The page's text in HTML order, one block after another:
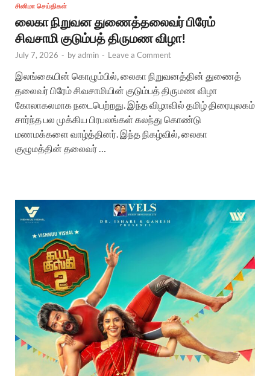
சினிமா செய்திகள்
லைகா நிறுவன துணைத்தலைவர் பிரேம்
சிவசாமி குடும்பத் திருமண விழா!
July 7, 2026 - byadmin - Leave a Comment
இலங்கையின் கொழும்பில், லைகா நிறுவனத்தின் துணைத்
தலைவர் பிரேம் சிவசாமியின் குடும்பத் திருமண விழா
கோலாகலமாக நடைபெற்றது. இந்த விழாவில் தமிழ் திரையுலகம்
சார்ந்த பல முக்கிய பிரபலங்கள் கலந்து கொண்டு
மணமக்களை வாழ்த்தினர். இந்த நிகழ்வில், லைகா
குழுமத்தின் தலைவர் …